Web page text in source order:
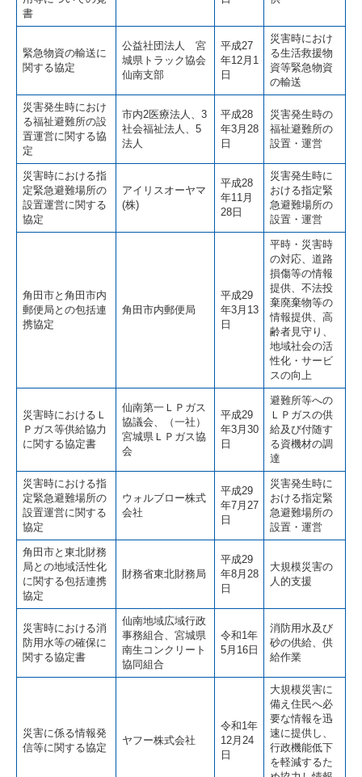
書
緊急物資の輸送に
関する協定
公益社団法人 宮
城県トラック協会
仙南支部
平成27
年12月1
日
災害時におけ
る生活救援物
資等緊急物資
の輸送
災害発生時におけ
る福祉避難所の設
置運営に関する協
定
市内2医療法人、3
社会福祉法人、5
法人
平成28
年3月28
日
災害発生時の
福祉避難所の
設置・運営
災害時における指
定緊急避難場所の
設置運営に関する
協定
アイリスオーヤマ
(株)
平成28
年11月
28日
災害発生時に
おける指定緊
急避難場所の
設置・運営
角田市と角田市内
郵便局との包括連
携協定
角田市内郵便局
平成29
年3月13
日
平時・災害時
の対応、道路
損傷等の情報
提供、不法投
棄廃棄物等の
情報提供、高
齢者見守り、
地域社会の活
性化・サービ
スの向上
災害時におけるＬ
Ｐガス等供給協力
に関する協定書
仙南第一ＬＰガス
協議会、（一社）
宮城県ＬＰガス協
会
平成29
年3月30
日
避難所等への
ＬＰガスの供
給及び付随す
る資機材の調
達
災害時における指
定緊急避難場所の
設置運営に関する
協定
ウォルブロー株式
会社
平成29
年7月27
日
災害発生時に
おける指定緊
急避難場所の
設置・運営
角田市と東北財務
局との地域活性化
に関する包括連携
協定
財務省東北財務局
平成29
年8月28
日
大規模災害の
人的支援
災害時における消
防用水等の確保に
関する協定書
仙南地域広域行政
事務組合、宮城県
南生コンクリート
協同組合
令和1年
5月16日
消防用水及び
砂の供給、供
給作業
災害に係る情報発
信等に関する協定
ヤフー株式会社
令和1年
12月24
日
大規模災害に
備え住民へ必
要な情報を迅
速に提供し、
行政機能低下
を軽減するた